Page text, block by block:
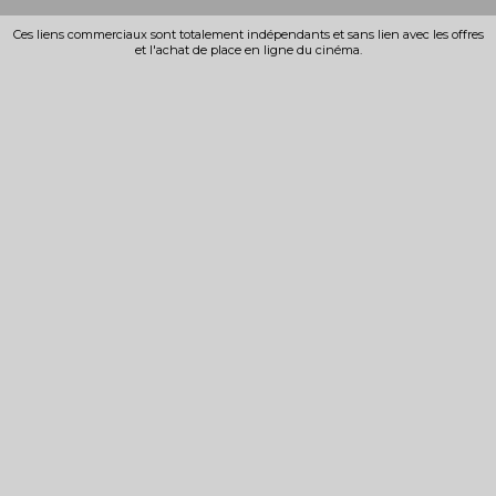
Ces liens commerciaux sont totalement indépendants et sans lien avec les offres
et l'achat de place en ligne du cinéma.